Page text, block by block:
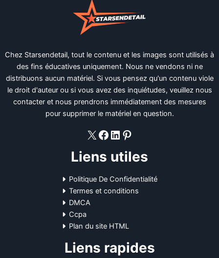
Chez Starsendetail, tout le contenu et les images sont utilisés à
des fins éducatives uniquement. Nous ne vendons ni ne
distribuons aucun matériel. Si vous pensez qu'un contenu viole
le droit d'auteur ou si vous avez des inquiétudes, veuillez nous
contacter et nous prendrons immédiatement des mesures
pour supprimer le matériel en question.
X Facebook LinkedIn Pinterest
Liens utiles
Politique De Confidentialité
Termes et conditions
DMCA
Ccpa
Plan du site HTML
Liens rapides